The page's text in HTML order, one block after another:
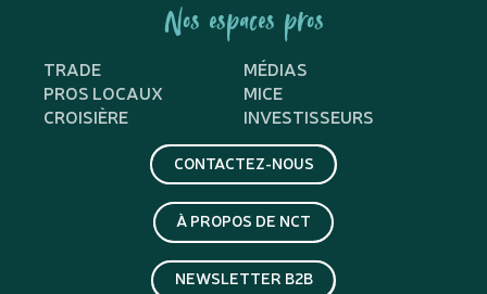
Nos espaces pros
TRADE
MÉDIAS
PROS LOCAUX
MICE
CROISIÈRE
INVESTISSEURS
CONTACTEZ-NOUS
À PROPOS DE NCT
NEWSLETTER B2B